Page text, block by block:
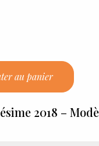
au panier
2018 –